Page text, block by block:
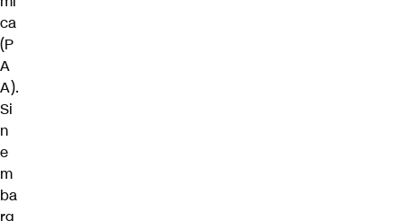
ca
(P
A
A).
Si
n
e
m
ba
rg